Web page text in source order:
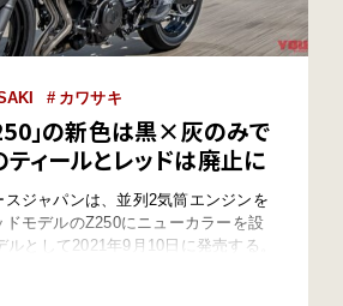
カワサキ
」の新色は黒×灰のみで
ティールとレッドは廃止に
ジャパンは、並列2気筒エンジンを
モデルのZ250にニューカラーを設
ルとして2021年9月10日に発売する。
し色 軽さと力強さを併せ持つ本格